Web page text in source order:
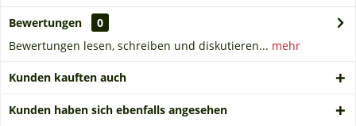
Bewertungen
0
Bewertungen lesen, schreiben und diskutieren... mehr
Kunden kauften auch
Kunden haben sich ebenfalls angesehen